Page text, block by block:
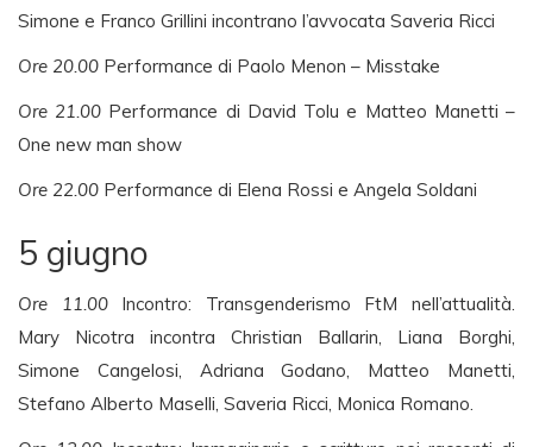
Simone e Franco Grillini incontrano l’avvocata Saveria Ricci
Ore 20.00 Performance di Paolo Menon – Misstake
Ore 21.00 Performance di David Tolu e Matteo Manetti –
One new man show
Ore 22.00 Performance di Elena Rossi e Angela Soldani
5 giugno
Ore 11.00Incontro: Transgenderismo FtM nell’attualità.
Mary Nicotra incontra Christian Ballarin, Liana Borghi,
Simone Cangelosi, Adriana Godano, Matteo Manetti,
Stefano Alberto Maselli, Saveria Ricci, Monica Romano.